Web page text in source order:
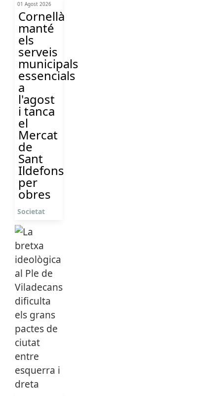
01 Agost 2026
Cornellà
manté
els
serveis
municipals
essencials
a
l'agost
i tanca
el
Mercat
de
Sant
Ildefons
per
obres
Societat